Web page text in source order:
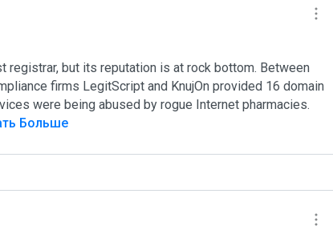
registrar, but its reputation is at rock bottom. Between
firms LegitScript and KnujOn provided 16 domain
were being abused by rogue Internet pharmacies.
Больше